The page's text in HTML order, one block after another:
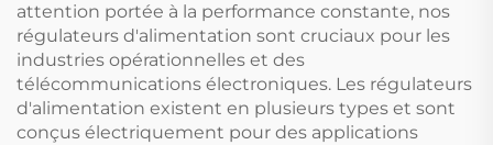
attention portée à la performance constante, nos
régulateurs d'alimentation sont cruciaux pour les
industries opérationnelles et des
télécommunications électroniques. Les régulateurs
d'alimentation existent en plusieurs types et sont
conçus électriquement pour des applications